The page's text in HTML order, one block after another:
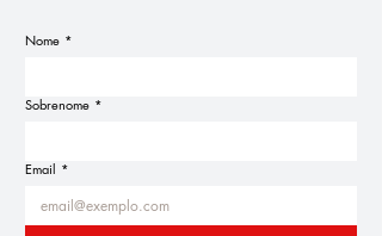
Nome *
Sobrenome *
Email *